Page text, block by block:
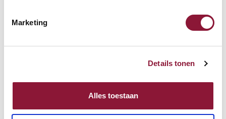
Marketing
Details tonen
Alles toestaan
unangenehme Beschwerden im Nacken, in den
Deshalb ist es sehr empfehlenswert, deinen
Arbeitsplatz so einzurichten, dass du eine gute Haltung
kannst du unter anderem erreichen, indem du deinen